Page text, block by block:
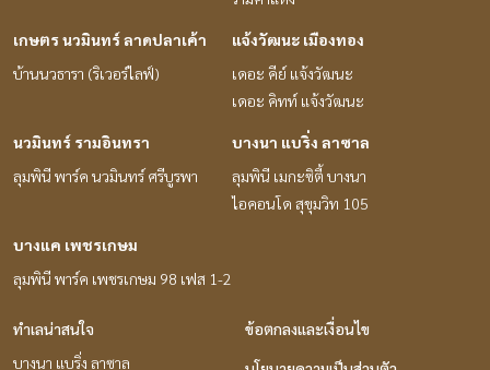
เกษตร นวมินทร์ ลาดปลาเค้า
บ้านนวธารา (ริเวอร์ไลฟ์)
แจ้งวัฒนะ เมืองทอง
เดอะ คีย์ แจ้งวัฒนะ
เดอะ คิทท์ แจ้งวัฒนะ
นวมินทร์ รามอินทรา
ลุมพินี พาร์ค นวมินทร์ ศรีบูรพา
บางนา แบริ่ง ลาซาล
ลุมพินี เมกะซิตี้ บางนา
ไอคอนโด สุขุมวิท 105
บางแค เพชรเกษม
ลุมพินี พาร์ค เพชรเกษม 98 เฟส 1-2
ทำเลน่าสนใจ
บางนา แบริ่ง ลาซาล
ข้อตกลงและเงื่อนไข